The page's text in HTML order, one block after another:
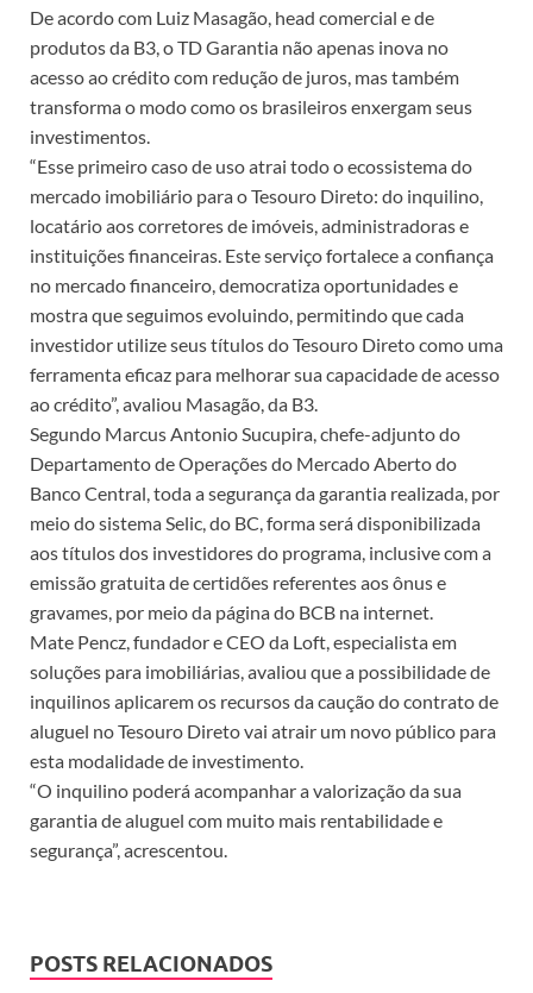
De acordo com Luiz Masagão, head comercial e de
produtos da B3, o TD Garantia não apenas inova no
acesso ao crédito com redução de juros, mas também
transforma o modo como os brasileiros enxergam seus
investimentos.
“Esse primeiro caso de uso atrai todo o ecossistema do
mercado imobiliário para o Tesouro Direto: do inquilino,
locatário aos corretores de imóveis, administradoras e
instituições financeiras. Este serviço fortalece a confiança
no mercado financeiro, democratiza oportunidades e
mostra que seguimos evoluindo, permitindo que cada
investidor utilize seus títulos do Tesouro Direto como uma
ferramenta eficaz para melhorar sua capacidade de acesso
ao crédito”, avaliou Masagão, da B3.
Segundo Marcus Antonio Sucupira, chefe-adjunto do
Departamento de Operações do Mercado Aberto do
Banco Central, toda a segurança da garantia realizada, por
meio do sistema Selic, do BC, forma será disponibilizada
aos títulos dos investidores do programa, inclusive com a
emissão gratuita de certidões referentes aos ônus e
gravames, por meio da página do BCB na internet.
Mate Pencz, fundador e CEO da Loft, especialista em
soluções para imobiliárias, avaliou que a possibilidade de
inquilinos aplicarem os recursos da caução do contrato de
aluguel no Tesouro Direto vai atrair um novo público para
esta modalidade de investimento.
“O inquilino poderá acompanhar a valorização da sua
garantia de aluguel com muito mais rentabilidade e
segurança”, acrescentou.
POSTS RELACIONADOS